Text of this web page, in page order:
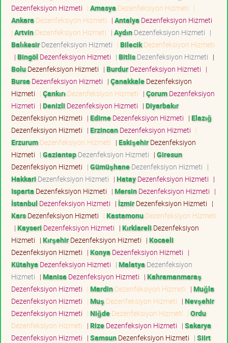
Dezenfeksiyon Hizmeti | Amasya Dezenfeksiyon Hizmeti |
Ankara Dezenfeksiyon Hizmeti | Antalya Dezenfeksiyon Hizmeti
| ArtvinDezenfeksiyon Hizmeti | AydınDezenfeksiyon Hizmeti |
BalıkesirDezenfeksiyon Hizmeti | BilecikDezenfeksiyon Hizmeti
| Bingöl Dezenfeksiyon Hizmeti | BitlisDezenfeksiyon Hizmeti |
BoluDezenfeksiyon Hizmeti | BurdurDezenfeksiyon Hizmeti |
Bursa Dezenfeksiyon Hizmeti | ÇanakkaleDezenfeksiyon
Hizmeti | Çankırı Dezenfeksiyon Hizmeti | ÇorumDezenfeksiyon
Hizmeti | Denizli Dezenfeksiyon Hizmeti | Diyarbakır
Dezenfeksiyon Hizmeti | EdirneDezenfeksiyon Hizmeti | Elazığ
Dezenfeksiyon Hizmeti | ErzincanDezenfeksiyon Hizmeti |
ErzurumDezenfeksiyon Hizmeti | EskişehirDezenfeksiyon
Hizmeti | GaziantepDezenfeksiyon Hizmeti | Giresun
Dezenfeksiyon Hizmeti | GümüşhaneDezenfeksiyon Hizmeti |
Hakkari Dezenfeksiyon Hizmeti | HatayDezenfeksiyon Hizmeti |
Isparta Dezenfeksiyon Hizmeti | MersinDezenfeksiyon Hizmeti |
İstanbul Dezenfeksiyon Hizmeti | İzmirDezenfeksiyon Hizmeti |
KarsDezenfeksiyon Hizmeti | KastamonuDezenfeksiyon Hizmeti
| Kayseri Dezenfeksiyon Hizmeti | Kırklareli Dezenfeksiyon
Hizmeti | KırşehirDezenfeksiyon Hizmeti | Kocaeli
Dezenfeksiyon Hizmeti | Konya Dezenfeksiyon Hizmeti |
Kütahya Dezenfeksiyon Hizmeti | Malatya Dezenfeksiyon
Hizmeti | Manisa Dezenfeksiyon Hizmeti | Kahramanmaraş
Dezenfeksiyon Hizmeti | MardinDezenfeksiyon Hizmeti | Muğla
Dezenfeksiyon Hizmeti | Muş Dezenfeksiyon Hizmeti | Nevşehir
Dezenfeksiyon Hizmeti | NiğdeDezenfeksiyon Hizmeti | Ordu
Dezenfeksiyon Hizmeti | RizeDezenfeksiyon Hizmeti | Sakarya
Dezenfeksiyon Hizmeti | SamsunDezenfeksiyon Hizmeti | Siirt